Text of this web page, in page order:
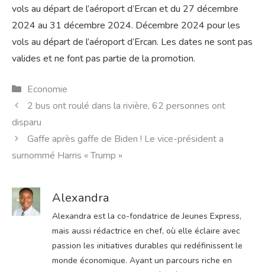
vols au départ de l’aéroport d’Ercan et du 27 décembre
2024 au 31 décembre 2024. Décembre 2024 pour les
vols au départ de l’aéroport d’Ercan. Les dates ne sont pas
valides et ne font pas partie de la promotion.
Catégories
Economie
2 bus ont roulé dans la rivière, 62 personnes ont
disparu
Gaffe après gaffe de Biden ! Le vice-président a
surnommé Harris « Trump »
Alexandra
Alexandra est la co-fondatrice de Jeunes Express,
mais aussi rédactrice en chef, où elle éclaire avec
passion les initiatives durables qui redéfinissent le
monde économique. Ayant un parcours riche en